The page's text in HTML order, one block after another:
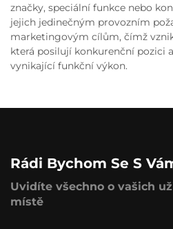
značky, speciální funkce nebo
jejich jedinečným provozním
marketingovým cílům, čímž
která posilují konkurenční pozici
vynikající funkční výkon.
Rádi Bychom Se S
Uvidíte všechno o vašich
místě